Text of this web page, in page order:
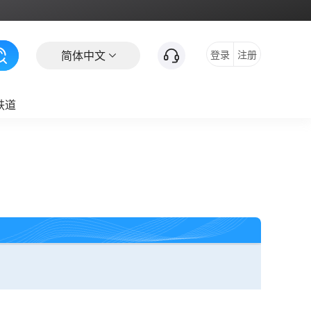
简体中文 登录 注册
道